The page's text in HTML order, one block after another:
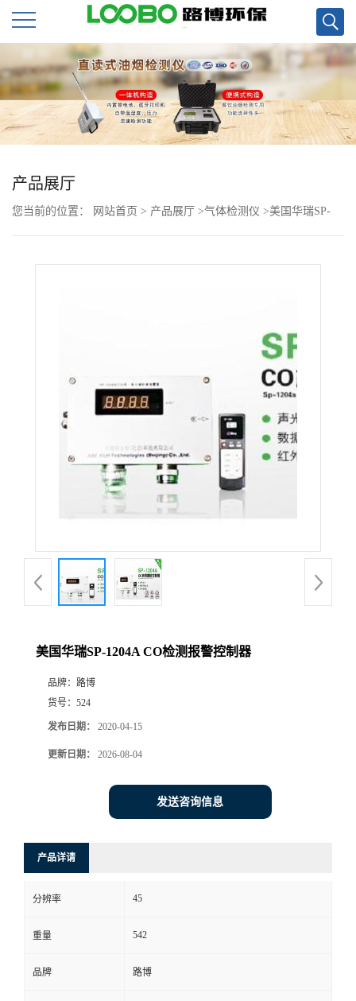
公
司
首
页
公
品
厅
联
系
方
式
产品展厅
您当前的位置： 网站首页 > 产品展厅 >气体检测仪 >美国华瑞SP-
美国华瑞SP-1204A CO检测报警控制器
品牌： 路博
货号： 524
发布日期： 2020-04-15
更新日期： 2026-08-04
发送咨询信息
产品详请
分辨率 45
重量 542
品牌 路博